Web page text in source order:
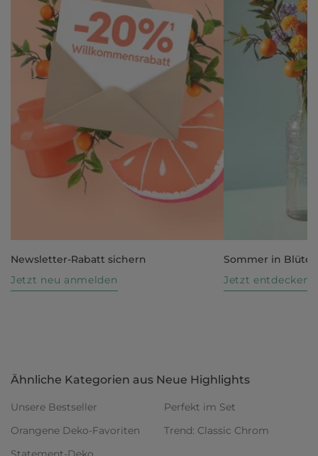
Newsletter-Rabatt sichern
Jetzt neu anmelden
Sommer in Blüte
Jetzt entdecken
Ähnliche Kategorien aus Neue Highlights
Unsere Bestseller
Perfekt im Set
Orangene Deko-Favoriten
Trend: Classic Chrom